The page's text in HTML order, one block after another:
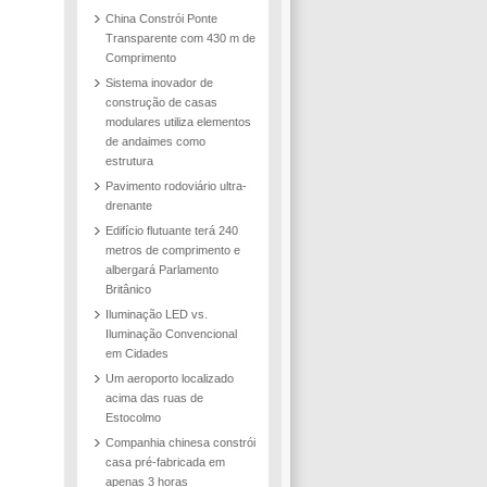
China Constrói Ponte
Transparente com 430 m de
Comprimento
Sistema inovador de
construção de casas
modulares utiliza elementos
de andaimes como
estrutura
Pavimento rodoviário ultra-
drenante
Edifício flutuante terá 240
metros de comprimento e
albergará Parlamento
Britânico
Iluminação LED vs.
Iluminação Convencional
em Cidades
Um aeroporto localizado
acima das ruas de
Estocolmo
Companhia chinesa constrói
casa pré-fabricada em
apenas 3 horas